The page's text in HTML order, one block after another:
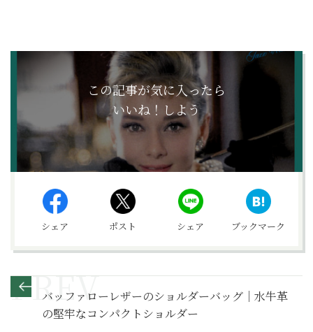
この記事が気に入ったら
いいね！しよう
シェア ポスト シェア ブックマーク
バッファローレザーのショルダーバッグ｜水牛革
の堅牢なコンパクトショルダー